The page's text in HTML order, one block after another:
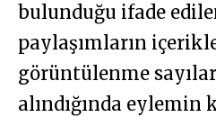
bulunduğu ifade
paylaşımların
görüntülenme
alındığında eylemin